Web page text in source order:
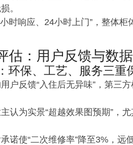
。
小时响应、24小时上门”，整体
估：用户反馈与数
环保、工艺、服务三重
户反馈“入住后无异味”，第三
主认为实景“超越效果图预期”，
承诺使“二次维修率”降至3%，